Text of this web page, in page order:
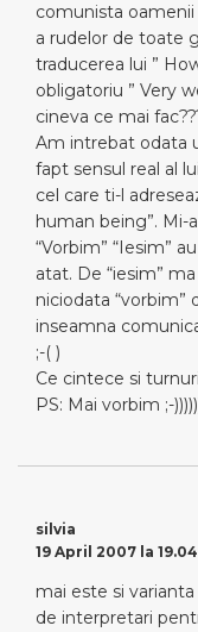
comunista oamenii
a rudelor de toate
traducerea lui ”
obligatoriu ” Very
cineva ce mai
Am intrebat odata
fapt sensul real al
cel care ti-l
human being”. Mi-
“Vorbim” “Iesim”
atat. De “iesim”
niciodata “vorbim”
inseamna
;-( )
Ce cintece si
PS: Mai vorbim ;-
silvia
19 April 2007 la
mai este si
de interpretari